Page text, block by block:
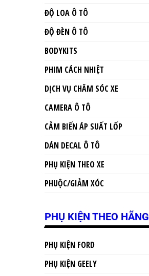
ĐỘ LOA Ô TÔ
ĐỘ ĐÈN Ô TÔ
BODYKITS
PHIM CÁCH NHIỆT
DỊCH VỤ CHĂM SÓC XE
CAMERA Ô TÔ
CẢM BIẾN ÁP SUẤT LỐP
DÁN DECAL Ô TÔ
PHỤ KIỆN THEO XE
PHUỘC/GIẢM XÓC
PHỤ KIỆN THEO HÃNG
PHỤ KIỆN FORD
PHỤ KIỆN GEELY